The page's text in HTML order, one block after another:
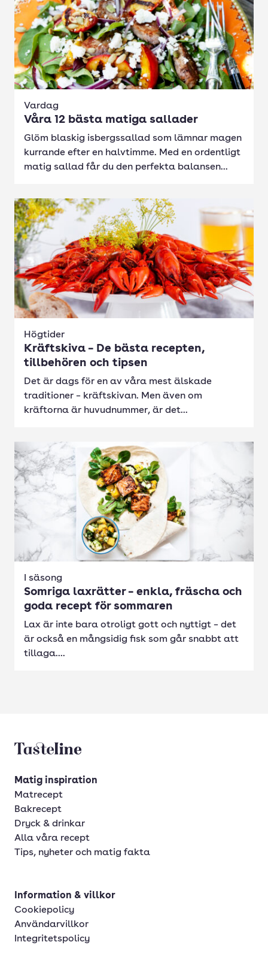
Vardag
Våra 12 bästa matiga sallader
Glöm blaskig isbergssallad som lämnar magen
kurrande efter en halvtimme. Med en ordentligt
matig sallad får du den perfekta balansen...
Högtider
Kräftskiva – De bästa recepten,
tillbehören och tipsen
Det är dags för en av våra mest älskade
traditioner – kräftskivan. Men även om
kräftorna är huvudnummer, är det...
I säsong
Somriga laxrätter – enkla, fräscha och
goda recept för sommaren
Lax är inte bara otroligt gott och nyttigt – det
är också en mångsidig fisk som går snabbt att
tillaga....
Tasteline startsida
Matig inspiration
Matrecept
Bakrecept
Dryck & drinkar
Alla våra recept
Tips, nyheter och matig fakta
Information & villkor
Cookiepolicy
Användarvillkor
Integritetspolicy